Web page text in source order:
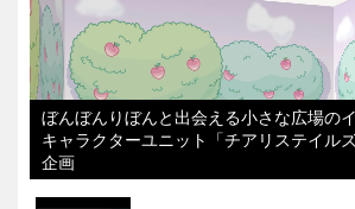
ぼんぼんりぼんと出会える小さな広場の
キャラクターユニット「チアリステイル
企画